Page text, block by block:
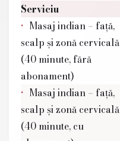
Serviciu
Masaj indian – față,
scalp și zonă cervicală
(40 minute, fără
abonament)
Masaj indian – față,
scalp și zonă cervicală
(40 minute, cu